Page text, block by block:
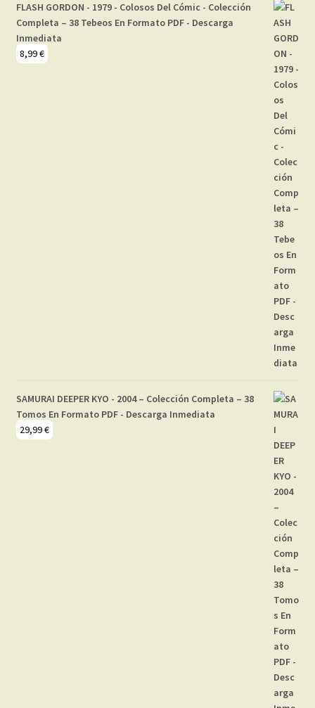
FLASH GORDON - 1979 - Colosos Del Cómic - Colección
Completa – 38 Tebeos En Formato PDF - Descarga
Inmediata
8,99€
SAMURAI DEEPER KYO - 2004 – Colección Completa – 38
Tomos En Formato PDF - Descarga Inmediata
29,99€